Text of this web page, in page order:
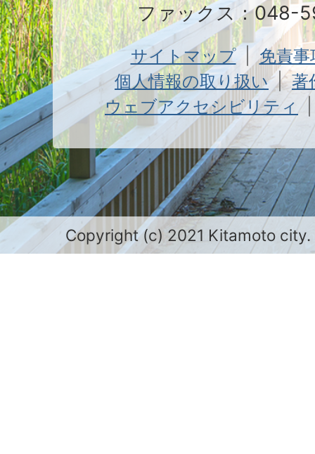
ファックス：048-
サイトマップ
免責
個人情報の取り扱い
著
ウェブアクセシビリティ
Copyright (c) 2021 Kitamoto city.